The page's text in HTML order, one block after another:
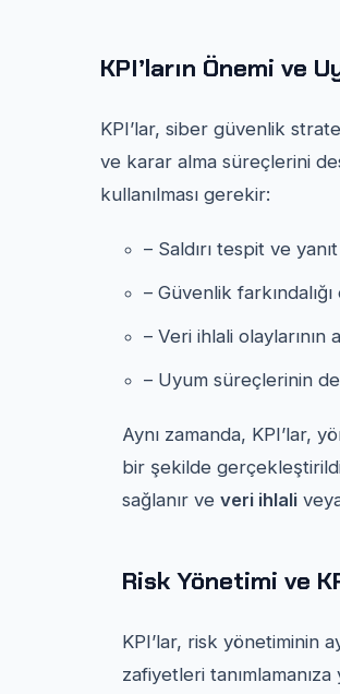
KPI’ların Önemi ve
KPI’lar, siber güvenlik
ve karar alma süreçlerini
kullanılması gerekir:
– Saldırı tespit ve
– Güvenlik
– Veri ihlali olaylarının
– Uyum süreçlerinin
Aynı zamanda, KPI’lar,
bir şekilde
sağlanır ve veri ihlali
Risk Yönetimi ve
KPI’lar, risk yönetiminin
zafiyetleri